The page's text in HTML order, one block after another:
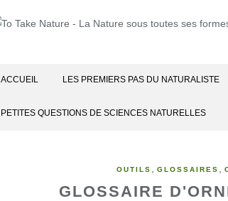
ACCUEIL LES PREMIERS PAS DU NATURALISTE
PETITES QUESTIONS DE SCIENCES NATURELLES
OUTILS GLOSSAIRES
GLOSSAIRE